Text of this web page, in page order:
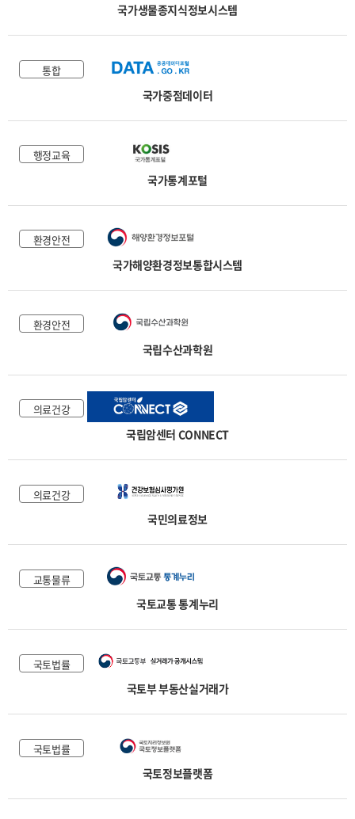
국가생물종지식정보시스템
통합
국가중점데이터
행정교육
국가통계포털
환경안전
국가해양환경정보통합시스템
환경안전
국립수산과학원
의료건강
국립암센터 CONNECT
의료건강
국민의료정보
교통물류
국토교통 통계누리
국토법률
국토부 부동산실거래가
국토법률
국토정보플랫폼